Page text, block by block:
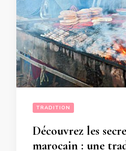
TRADITION
Découvrez les
marocain : une